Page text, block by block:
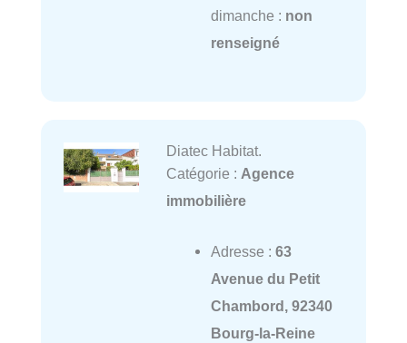
dimanche : non
renseigné
Diatec Habitat.
Catégorie : Agence
immobilière
Adresse : 63
Avenue du Petit
Chambord, 92340
Bourg-la-Reine